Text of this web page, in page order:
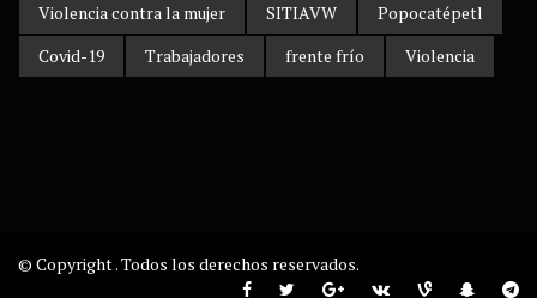
Violencia contra la mujer
SITIAVW
Popocatépetl
Covid-19
Trabajadores frente frío Violencia
© Copyright . Todos los derechos reservados.